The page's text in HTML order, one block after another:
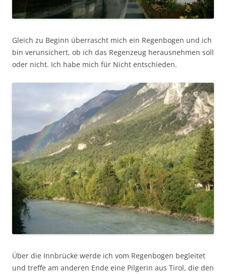
Gleich zu Beginn überrascht mich ein Regenbogen und ich
bin verunsichert, ob ich das Regenzeug herausnehmen soll
oder nicht. Ich habe mich für Nicht entschieden.
Über die Innbrücke werde ich vom Regenbogen begleitet
und treffe am anderen Ende eine Pilgerin aus Tirol, die den